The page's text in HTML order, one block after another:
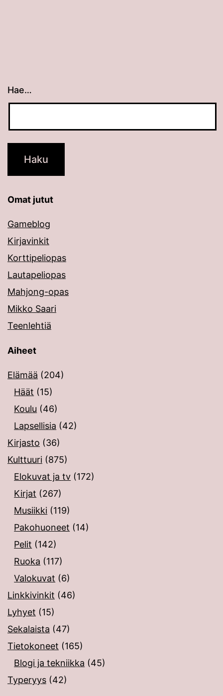
Hae…
Kun tuloksia tulee, voit selata niitä
Omat jutut
Gameblog
Kirjavinkit
Korttipeliopas
Lautapeliopas
Mahjong-opas
Mikko Saari
Teenlehtiä
Aiheet
Elämää (204)
Häät (15)
Koulu (46)
Lapsellisia (42)
Kirjasto (36)
Kulttuuri (875)
Elokuvat ja tv (172)
Kirjat (267)
Musiikki (119)
Pakohuoneet (14)
Pelit (142)
Ruoka (117)
Valokuvat (6)
Linkkivinkit (46)
Lyhyet (15)
Sekalaista (47)
Tietokoneet (165)
Blogi ja tekniikka (45)
Typeryys (42)